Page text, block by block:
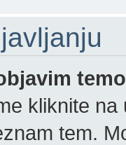
kliknite
tem.